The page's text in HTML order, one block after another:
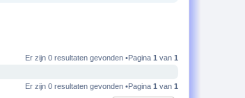
Er zijn 0 resultaten gevonden •Pagina 1 van 1
Er zijn 0 resultaten gevonden •Pagina 1 van 1